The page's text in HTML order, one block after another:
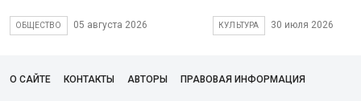
ОБЩЕСТВО 05 августа 2026 КУЛЬТУРА 30 июля 2026
О САЙТЕ КОНТАКТЫ АВТОРЫ ПРАВОВАЯ ИНФОРМАЦИЯ